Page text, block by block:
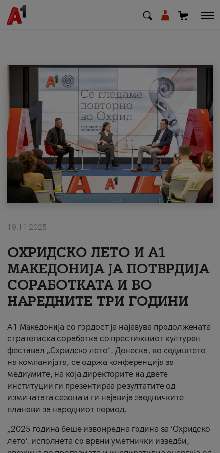
МК SQ
Приватни Деловни
Поддршка
Надополни кредит
#ПодобарОнлајн
19.11.2025
ОХРИДСКО ЛЕТО И A1
МАКЕДОНИЈА ЈА ПОТВРДИЈА
СОРАБОТКАТА И ВО
НАРЕДНИТЕ ТРИ ГОДИНИ
A1 Македонија со гордост ја најавува продолжената
стратегиска соработка со престижниот културен
фестивал „Охридско лето“. Денеска, во седиштето
на компанијата, се одржа конференција за
медиумите, на која директорите на двете
институции ги презентираа резултатите од
изминатата сезона и ги најавија заедничките
планови за наредниот период.
„2025 година беше извонредна година за ‘Охридско
лето’, исполнета со врвни уметнички изведби,